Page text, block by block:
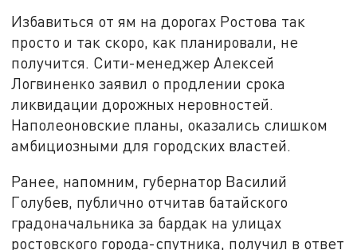
Избавиться от ям на дорогах Ростова так
просто и так скоро, как планировали, не
получится. Сити-менеджер Алексей
Логвиненко заявил о продлении срока
ликвидации дорожных неровностей.
Наполеоновские планы, оказались слишком
амбициозными для городских властей.
Ранее, напомним, губернатор Василий
Голубев, публично отчитав батайского
градоначальника за бардак на улицах
ростовского города-спутника, получил в ответ